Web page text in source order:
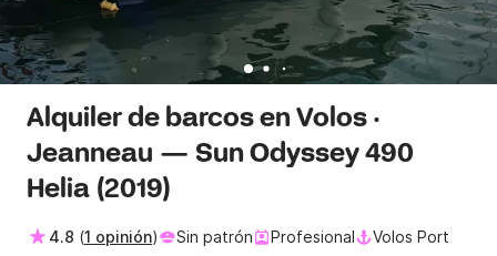
Alquiler de barcos en Volos ·
Jeanneau — Sun Odyssey 490
Helia (2019)
4.8 (1 opinión) Sin patrón Profesional Volos Port